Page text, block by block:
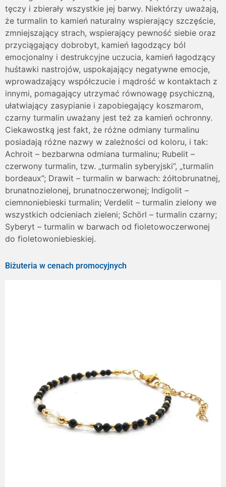
tęczy i zbierały wszystkie jej barwy. Niektórzy uważają,
że turmalin to kamień naturalny wspierający szczęście,
zmniejszający strach, wspierający pewność siebie oraz
przyciągający dobrobyt, kamień łagodzący ból
emocjonalny i destrukcyjne uczucia, kamień łagodzący
huśtawki nastrojów, uspokajający negatywne emocje,
wprowadzający współczucie i mądrość w kontaktach z
innymi, pomagający utrzymać równowagę psychiczną,
ułatwiający zasypianie i zapobiegający koszmarom,
czarny turmalin uważany jest też za kamień ochronny.
Ciekawostką jest fakt, że różne odmiany turmalinu
posiadają różne nazwy w zależności od koloru, i tak:
Achroit – bezbarwna odmiana turmalinu; Rubelit –
czerwony turmalin, tzw. „turmalin syberyjski”, „turmalin
bordeaux”; Drawit – turmalin w barwach: żółtobrunatnej,
brunatnozielonej, brunatnoczerwonej; Indigolit –
ciemnoniebieski turmalin; Verdelit – turmalin zielony we
wszystkich odcieniach zieleni; Schörl – turmalin czarny;
Syberyt – turmalin w barwach od fioletowoczerwonej
do fioletowoniebieskiej.
Biżuteria w cenach promocyjnych